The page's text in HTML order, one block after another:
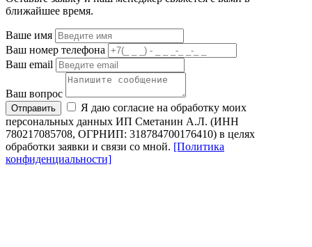
ближайшее время.
Ваше имя
Ваш номер телефона
Ваш email
Ваш вопрос
Отправить
Я даю согласие на обработку моих
персональных данных ИП Сметанин А.Л. (ИНН
780217085708, ОГРНИП: 318784700176410) в целях
обработки заявки и связи со мной. [Политика
конфиденциальности]